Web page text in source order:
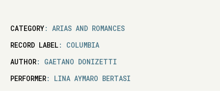
CATEGORY: ARIAS AND ROMANCES
RECORD LABEL: COLUMBIA
AUTHOR: GAETANO DONIZETTI
PERFORMER: LINA AYMARO BERTASI